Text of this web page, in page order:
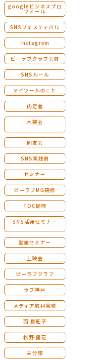
googleビジネスプロ
フィール
SNSフェスティバル
Instagram
ビーラブクラブ会員
SNSルール
マイツールのこと
内定者
木鶏会
同友会
SNS実践例
セミナー
ビーラブMG研修
TOC研修
SNS活用セミナー
営業セミナー
上映会
ビーラブクラブ
ラブ神戸
メディア取材実績
西 良旺子
杉野 優花
未分類